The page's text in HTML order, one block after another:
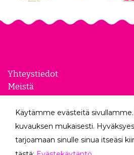
Yhteystiedot
Meistä
Yhteistyökumppanit
Yrityksille
Käytämme evästeitä
kuvauksen mukaisesti.
tarjoamaan sinulle sinua itseäsi